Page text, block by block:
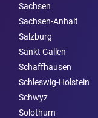
Sachsen
Sachsen-Anhalt
Salzburg
Sankt Gallen
Schaffhausen
Schleswig-Holstein
Schwyz
Solothurn